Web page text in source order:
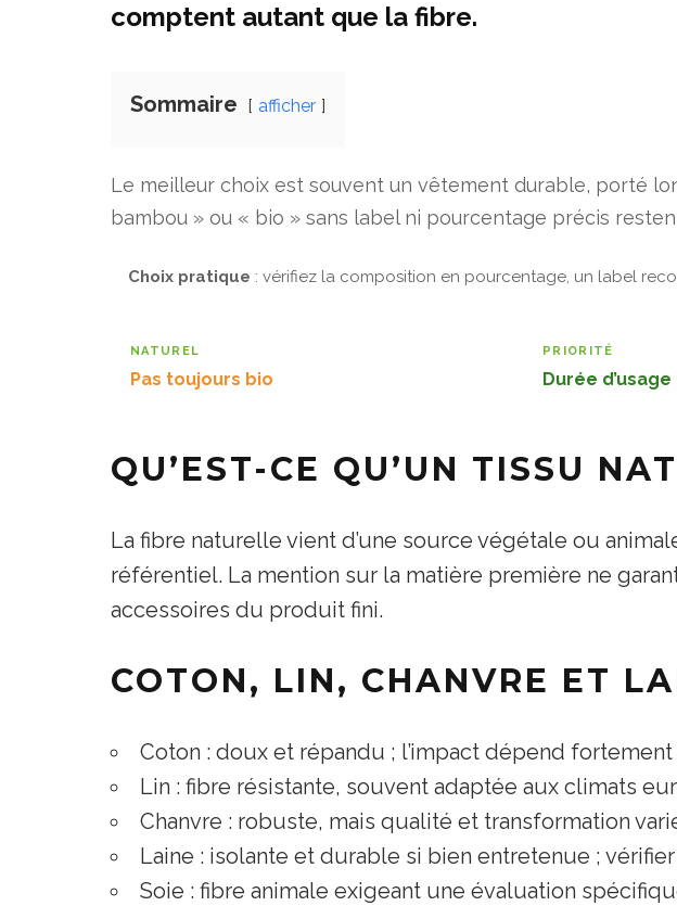
comptent autant que la fibre.
Sommaire afficher
Le meilleur choix est souvent un vêtement durable, porté
bambou » ou « bio » sans label ni pourcentage précis
Choix pratique : vérifiez la composition en pourcentage, un label
NATUREL
Pas toujours bio
PRIORITÉ
Durée d’usage
QU’EST-CE QU’UN TISSU
La fibre naturelle vient d’une source végétale ou
référentiel. La mention sur la matière première ne
accessoires du produit fini.
COTON, LIN, CHANVRE ET
Coton : doux et répandu ; l’impact dépend
Lin : fibre résistante, souvent adaptée aux climats
Chanvre : robuste, mais qualité et transformation
Laine : isolante et durable si bien entretenue ;
Soie : fibre animale exigeant une évaluation